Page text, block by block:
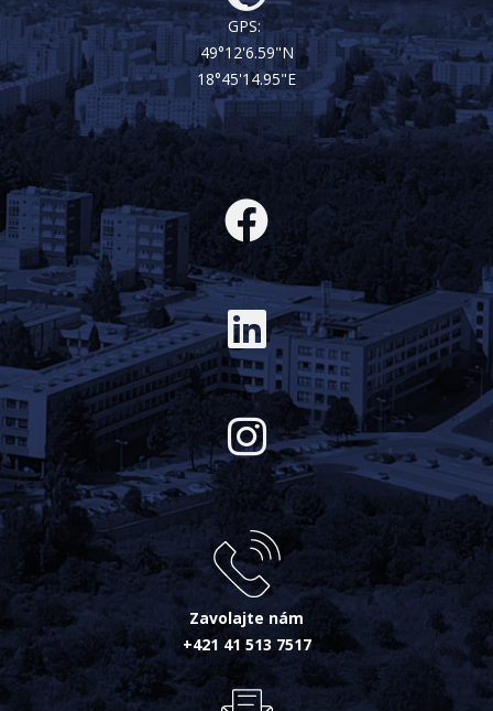
GPS:
49°12'6.59"N
18°45'14.95"E
Zavolajte nám
+421 41 513 7517